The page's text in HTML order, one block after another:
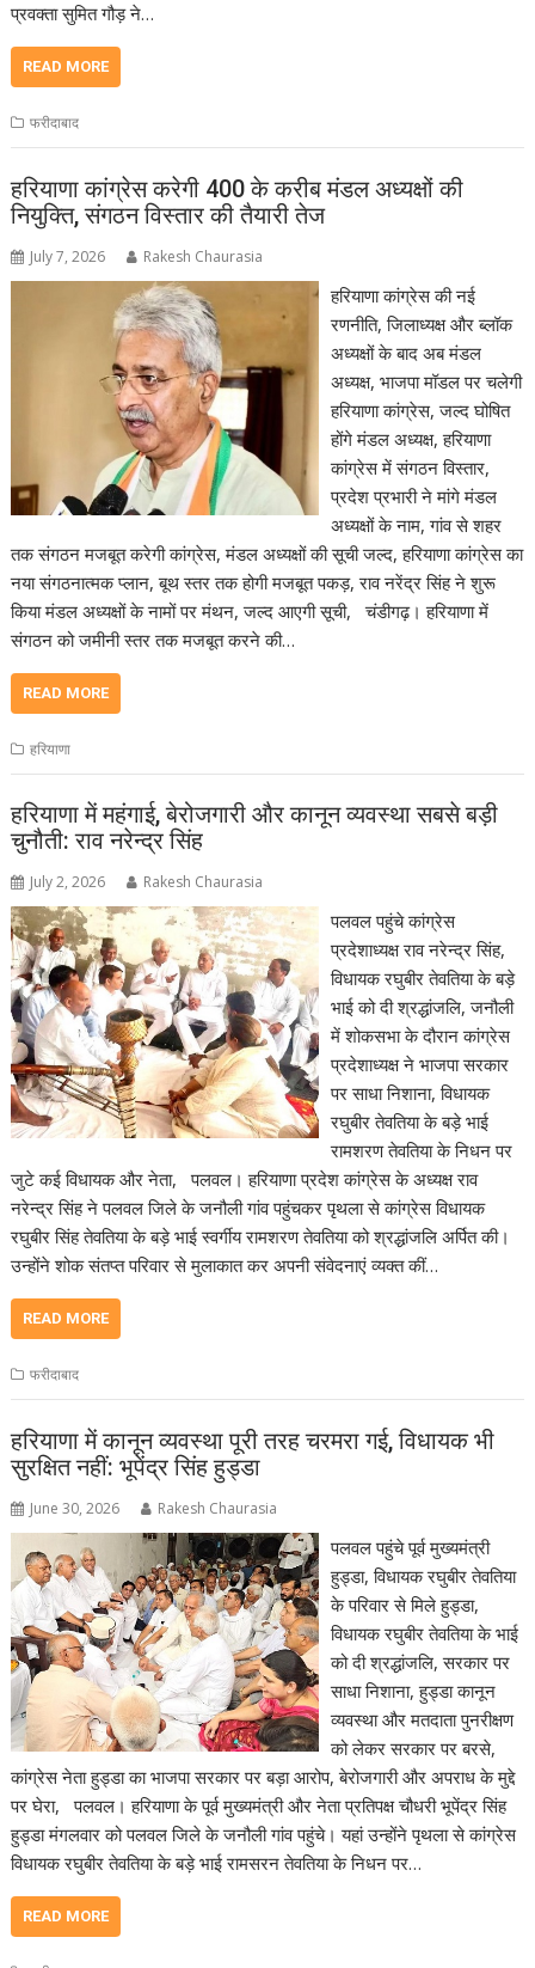
प्रवक्ता सुमित गौड़ ने…
READ MORE
फरीदाबाद
हरियाणा कांग्रेस करेगी 400 के करीब मंडल अध्यक्षों की
नियुक्ति, संगठन विस्तार की तैयारी तेज
July 7, 2026 Rakesh Chaurasia
हरियाणा कांग्रेस की नई
रणनीति, जिलाध्यक्ष और ब्लॉक
अध्यक्षों के बाद अब मंडल
अध्यक्ष, भाजपा मॉडल पर चलेगी
हरियाणा कांग्रेस, जल्द घोषित
होंगे मंडल अध्यक्ष, हरियाणा
कांग्रेस में संगठन विस्तार,
प्रदेश प्रभारी ने मांगे मंडल
अध्यक्षों के नाम, गांव से शहर
तक संगठन मजबूत करेगी कांग्रेस, मंडल अध्यक्षों की सूची जल्द, हरियाणा कांग्रेस का
नया संगठनात्मक प्लान, बूथ स्तर तक होगी मजबूत पकड़, राव नरेंद्र सिंह ने शुरू
किया मंडल अध्यक्षों के नामों पर मंथन, जल्द आएगी सूची, चंडीगढ़। हरियाणा में
संगठन को जमीनी स्तर तक मजबूत करने की…
READ MORE
हरियाणा
हरियाणा में महंगाई, बेरोजगारी और कानून व्यवस्था सबसे बड़ी
चुनौती: राव नरेन्द्र सिंह
July 2, 2026 Rakesh Chaurasia
पलवल पहुंचे कांग्रेस
प्रदेशाध्यक्ष राव नरेन्द्र सिंह,
विधायक रघुबीर तेवतिया के बड़े
भाई को दी श्रद्धांजलि, जनौली
में शोकसभा के दौरान कांग्रेस
प्रदेशाध्यक्ष ने भाजपा सरकार
पर साधा निशाना, विधायक
रघुबीर तेवतिया के बड़े भाई
रामशरण तेवतिया के निधन पर
जुटे कई विधायक और नेता, पलवल। हरियाणा प्रदेश कांग्रेस के अध्यक्ष राव
नरेन्द्र सिंह ने पलवल जिले के जनौली गांव पहुंचकर पृथला से कांग्रेस विधायक
रघुबीर सिंह तेवतिया के बड़े भाई स्वर्गीय रामशरण तेवतिया को श्रद्धांजलि अर्पित की।
उन्होंने शोक संतप्त परिवार से मुलाकात कर अपनी संवेदनाएं व्यक्त कीं…
READ MORE
फरीदाबाद
हरियाणा में कानून व्यवस्था पूरी तरह चरमरा गई, विधायक भी
सुरक्षित नहीं: भूपेंद्र सिंह हुड्डा
June 30, 2026 Rakesh Chaurasia
पलवल पहुंचे पूर्व मुख्यमंत्री
हुड्डा, विधायक रघुबीर तेवतिया
के परिवार से मिले हुड्डा,
विधायक रघुबीर तेवतिया के भाई
को दी श्रद्धांजलि, सरकार पर
साधा निशाना, हुड्डा कानून
व्यवस्था और मतदाता पुनरीक्षण
को लेकर सरकार पर बरसे,
कांग्रेस नेता हुड्डा का भाजपा सरकार पर बड़ा आरोप, बेरोजगारी और अपराध के मुद्दे
पर घेरा, पलवल। हरियाणा के पूर्व मुख्यमंत्री और नेता प्रतिपक्ष चौधरी भूपेंद्र सिंह
हुड्डा मंगलवार को पलवल जिले के जनौली गांव पहुंचे। यहां उन्होंने पृथला से कांग्रेस
विधायक रघुबीर तेवतिया के बड़े भाई रामसरन तेवतिया के निधन पर…
READ MORE